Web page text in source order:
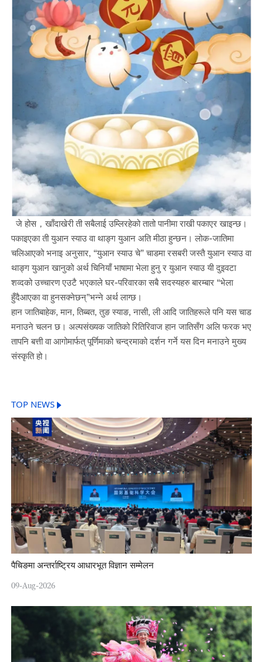
जे होस，खाँदाखेरी ती सबैलाई उम्लिरहेको तातो पानीमा राखी पकाएर खाइन्छ।
पकाइएका ती युआन स्याउ वा थाङ्ग युआन अति मीठा हुन्छन। लोक-जातिमा
चलिआएको भनाइ अनुसार, “युआन स्याउ चे” चाडमा रसबरी जस्तै युआन स्याउ वा
थाङ्ग युआन खानुको अर्थ चिनियाँ भाषामा भेला हुनु र युआन स्याउ यी दुइवटा
शव्दको उच्चारण एउटै भएकाले घर-परिवारका सबै सदस्यहरु बारम्बार “भेला
हुँदैआएका वा हुनसक्नेछन्”भन्ने अर्थ लाग्छ।
हान जातिबाहेक, मान, तिब्बत, तुङ स्याङ, नासी, ली आदि जातिहरूले पनि यस चाड
मनाउने चलन छ। अल्पसंख्यक जातिको रितिरिवाज हान जातिसँग अलि फरक भए
तापनि बत्ती वा आगोमार्फत् पूर्णिमाको चन्द्रमाको दर्शन गर्ने यस दिन मनाउने मुख्य
संस्कृति हो।
TOP NEWS
पैचिङमा अन्तर्राष्ट्रिय आधारभूत विज्ञान सम्मेलन
09-Aug-2026